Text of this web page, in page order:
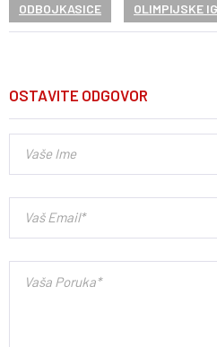
ODBOJKASICE OLIMPIJSKE
OSTAVITE ODGOVOR